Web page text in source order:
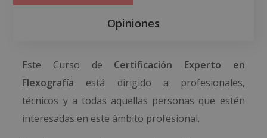
Opiniones
Este Curso de Certificación Experto en
Flexografía está dirigido a profesionales,
técnicos y a todas aquellas personas que estén
interesadas en este ámbito profesional.